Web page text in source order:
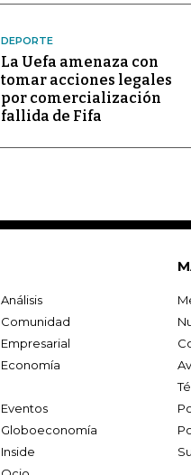
DEPORTE
La Uefa amenaza con
tomar acciones legales
por comercialización
fallida de Fifa
Análisis
Comunidad
Empresarial
Economía
Eventos
Globoeconomía
Inside